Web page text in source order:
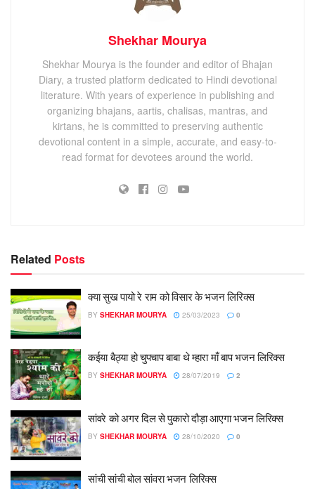
Shekhar Mourya
Shekhar Mourya is the founder and editor of Bhajan
Diary, a trusted platform dedicated to Hindi devotional
literature. With years of experience in publishing and
organizing bhajans, aartis, chalisas, mantras, and
kirtans, he is committed to preserving authentic
devotional content in a simple, accurate, and easy-to-
read format for devotees around the world.
Related Posts
क्या सुख पायो रे राम को विसार के भजन लिरिक्स
BY SHEKHAR MOURYA 25/03/2023 0
कईया बैठ्या हो चुपचाप बाबा थे म्हारा माँ बाप भजन लिरिक्स
BY SHEKHAR MOURYA 28/07/2019 2
सांवरे को अगर दिल से पुकारो दौड़ा आएगा भजन लिरिक्स
BY SHEKHAR MOURYA 28/10/2020 0
सांची सांची बोल सांवरा भजन लिरिक्स